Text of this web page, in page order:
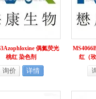
偶氮荧光
桃红 染色剂
询价 详情
红（